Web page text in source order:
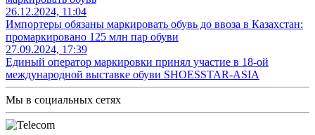
26.12.2024, 11:04
Импортеры обязаны маркировать обувь до ввоза в Казахстан:
промаркировано 125 млн пар обуви
27.09.2024, 17:39
Единый оператор маркировки принял участие в 18-ой
международной выставке обуви SHOESSTAR-ASIA
Мы в социальных сетях